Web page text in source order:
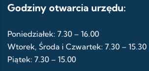
Godziny otwarcia urzędu:
Poniedziałek: 7.30 – 16.00
Wtorek, Środa i Czwartek: 7.30 – 15.30
Piątek: 7.30 – 15.00